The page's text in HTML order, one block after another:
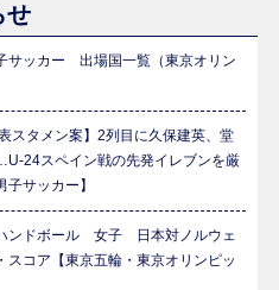
せ
ッカー 出場国一覧（東京オリン
スタメン案】2列目に久保建英、堂
24スペイン戦の先発イレブンを厳
サッカー】
ハンドボール 女子 日本対ノルウェ
コア【東京五輪・東京オリンピッ